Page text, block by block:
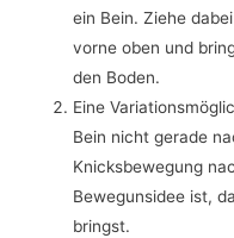
ein Bein. Ziehe
vorne oben und
den Boden.
Eine
Bein nicht gerade
Knicksbewegung
Bewegunsidee ist,
bringst.